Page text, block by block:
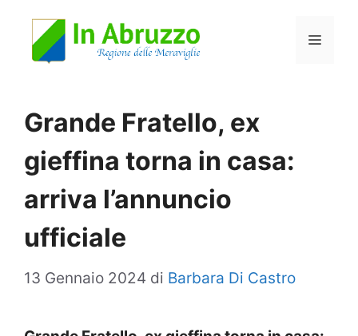
Menu
Grande Fratello, ex
gieffina torna in casa:
arriva l’annuncio
ufficiale
13 Gennaio 2024 di Barbara Di Castro